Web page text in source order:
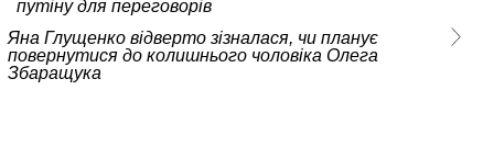
путіну для переговорів
Яна Глущенко відверто зізналася, чи планує
повернутися до колишнього чоловіка Олега
Збаращука